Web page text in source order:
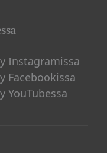
Instagramissa
Facebookissa
YouTubessa